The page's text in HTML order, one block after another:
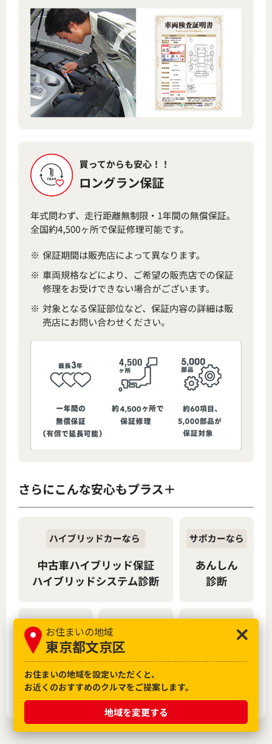
お住まいの地域
東京都文京区
お住まいの地域を設定いただくと、
お近くのおすすめのクルマをご提案します。
地域を変更する